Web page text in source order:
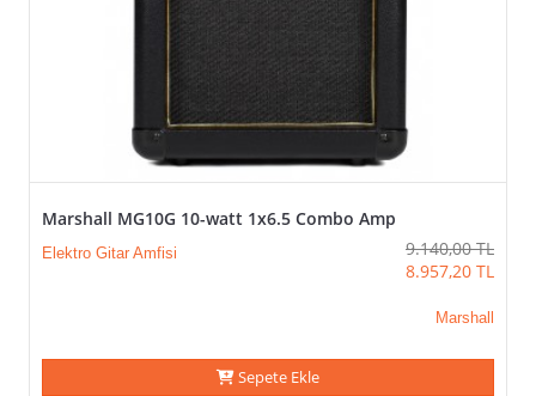
Marshall MG10G 10-watt 1x6.5 Combo Amp
Elektro Gitar Amfisi 9.140,00 TL
8.957,20 TL
Marshall
Sepete Ekle